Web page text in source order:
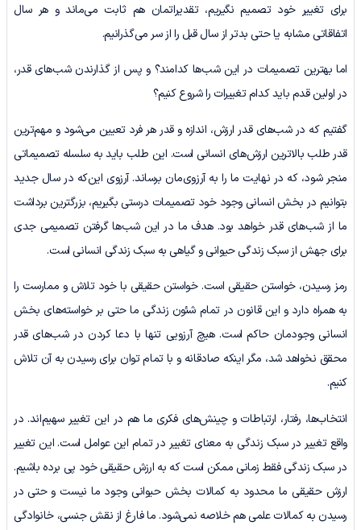
برای تغییر خود تصمیم نگیریم، تقدیراتمان هم ثابت می‌ماند و هر سال
اتفاقاتی مشابه یا حتی بدتر از سال قبل را از سر می‌گذرانیم.
اما بهترین تصمیمات در این شب‌ها کدامند؟ و پس از گذارندن شب‌های قدر،
در اولین قدم باید کدام تغییرات را شروع کنیم؟
گفتیم که در شب‌های قدر ارزش، اندازه و قدر هر فرد تعیین می‌شود و مهم‌ترین
قدر طلب بالاترین ارزش‌های انسانی است. این طلب باید به سلسله تصمیماتی
منجر شود، که در نهایت ما را به آرزوی‌مان برساند. آرزوی این‌که در سال جدید
بتوانیم در بخش انسانی وجود خود تصمیمات درستی بگیریم، بزرگترین برداشت
ما از شب‌های قدر خواهد بود. هدف ما در این شب‌ها گرفتن تصمیمی جدی
برای جهش از سبک زندگی حیوانی و گیاهی به سبک زندگی انسانی است.
رمز رسیدن‌، خواستن حقیقی است. خواستن حقیقی با خود تلاش و ممارست را
به همراه دارد و این قانون در تمام شئون زندگی ما حتی بر خواسته‌های بخش
انسانی وجودمان حاکم است. هیچ آرزویی تنها با دعا کردن در شب‌های قدر
محقق نخواهد شد، مگر اینکه صادقانه و با تمام توان برای رسیدن به آن تلاش
کنیم.
انتخاب‌ها، رفتار، ارتباطات و چینش‌های فکری ما هم در این تغییر سهیم‌اند. در
واقع تغییر در سبک زندگی به معنای تغییر در تمام این عوامل است. این تغییر
در سبک زندگی فقط زمانی ممکن است که به ارزش حقیقی خود پی برده باشیم.
ارزش حقیقی ما محدود به کمالات بخش حیوانی وجود ما نیست و حتی در
رسیدن به کمالات علمی هم خلاصه نمی‌شود. ما فارغ از نقش جنسی، خانوادگی